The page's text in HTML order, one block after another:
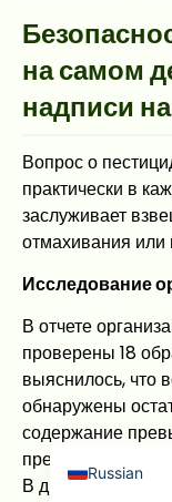
на самом
надписи
Вопрос о
практически в
заслуживает
отмахивания или
Исследование
В отчете
проверены 18
выяснилось, что
обнаружены
содержание
предельно
В другом
Russian
English
German
Indonesian
Arabic
Spanish
Korean
French